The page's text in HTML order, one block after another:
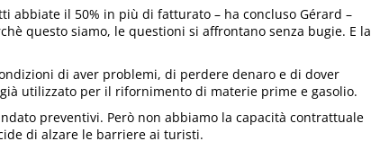
abbiate il 50% in più di fatturato – ha concluso Gérard –
questo siamo, le questioni si affrontano senza bugie. E la
di aver problemi, di perdere denaro e di dover
utilizzato per il rifornimento di materie prime e gasolio.
preventivi. Però non abbiamo la capacità contrattuale
di alzare le barriere ai turisti.